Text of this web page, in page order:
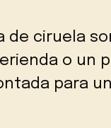
de ciruela
o un
para